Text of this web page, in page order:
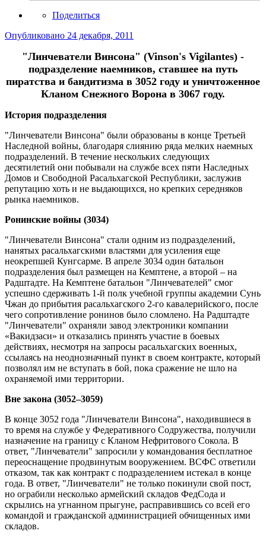
Поделиться
Опубликовано 24 декабря, 2011
"Линчеватели Винсона" (Vinson's Vigilantes) -
подразделение наемников, ставшее на путь
пиратства и бандитизма в 3052 году и уничтоженное
Кланом Снежного Ворона в 3067 году.
История подразделения
"Линчеватели Винсона" были образованы в конце Третьей
Наследной войны, благодаря слиянию ряда мелких наемных
подразделений. В течение нескольких следующих
десятилетий они побывали на службе всех пяти Наследных
Домов и Свободной Расальхагской Республики, заслужив
репутацию хоть и не выдающихся, но крепких середняков
рынка наемников.
Ронинские войны (3034)
"Линчеватели Винсона" стали одним из подразделений,
нанятых расальхагскими властями для усиления еще
неокрепшей Кунгсарме. В апреле 3034 один батальон
подразделения был размещен на Кемптене, а второй – на
Радштадте. На Кемптене батальон "Линчевателей" смог
успешно сдерживать 1-й полк учебной группы академии Сунь
Чжан до прибытия расальхагского 2-го кавалерийского, после
чего сопротивление ронинов было сломлено. На Радштадте
"Линчеватели" охраняли завод электроники компании
«Вакидзаси» и отказались принять участие в боевых
действиях, несмотря на запросы расальхагских военных,
ссылаясь на неоднозначный пункт в своем контракте, который
позволял им не вступать в бой, пока сражение не шло на
охраняемой ими территории.
Вне закона (3052–3059)
В конце 3052 года "Линчеватели Винсона", находившиеся в
то время на службе у Федеративного Содружества, получили
назначение на границу с Кланом Нефритового Сокола. В
ответ, "Линчеватели" запросили у командования бесплатное
переоснащение продвинутым вооружением. ВСФС ответили
отказом, так как контракт с подразделением истекал в конце
года. В ответ, "Линчеватели" не только покинули свой пост,
но ограбили несколько армейский складов ФедСода и
скрылись на угнанном прыгуне, расправившись со всей его
командой и гражданской администрацией обчищенных ими
складов.